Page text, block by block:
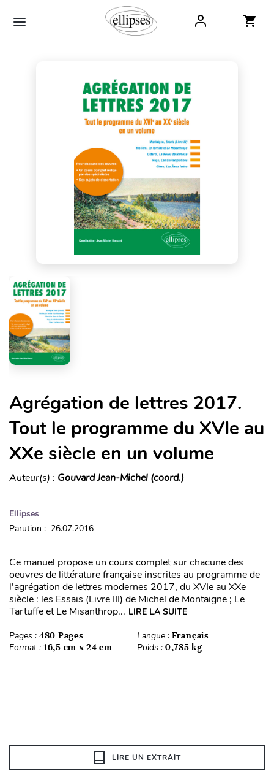
Agrégation de lettres 2017.
Tout le programme du XVIe au
XXe siècle en un volume
Auteur(s) : Gouvard Jean-Michel (coord.)
Ellipses
Parution : 26.07.2016
Ce manuel propose un cours complet sur chacune des
oeuvres de littérature française inscrites au programme de
l’agrégation de lettres modernes 2017, du XVIe au XXe
siècle : les Essais (Livre III) de Michel de Montaigne ; Le
Tartuffe et Le Misanthrop... LIRE LA SUITE
Pages : 480 Pages Langue : Français
Format : 16,5 cm x 24 cm Poids : 0,785 kg
LIRE UN EXTRAIT